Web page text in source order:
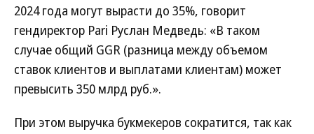
2024 года могут вырасти до 35%, говорит
гендиректор Pari Руслан Медведь: «В таком
случае общий GGR (разница между объемом
ставок клиентов и выплатами клиентам) может
превысить 350 млрд руб.».
При этом выручка букмекеров сократится, так как